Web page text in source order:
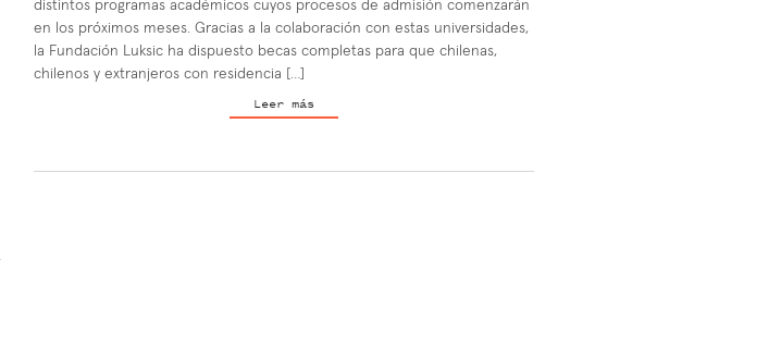
distintos programas académicos cuyos procesos de admisión comenzarán
en los próximos meses. Gracias a la colaboración con estas universidades,
la Fundación Luksic ha dispuesto becas completas para que chilenas,
chilenos y extranjeros con residencia […]
Leer más